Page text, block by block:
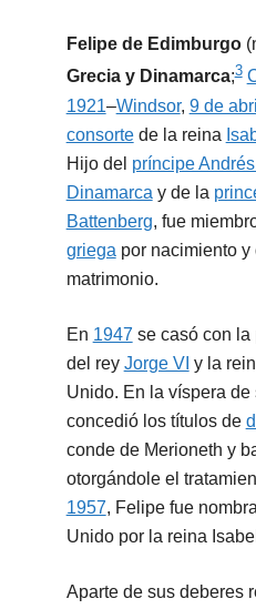
Felipe de Edimburgo
Grecia y Dinamarca;3​
1921–Windsor, 9 de abril
consortede la reina
Hijo del príncipe
Dinamarca y de la
Battenberg, fue
griega por nacimiento y
matrimonio.
En 1947 se casó con la
del rey Jorge VI y la
Unido. En la víspera
concedió los títulos de
conde de Merioneth y
otorgándole el
1957, Felipe fue
Unido por la reina
Aparte de sus deberes